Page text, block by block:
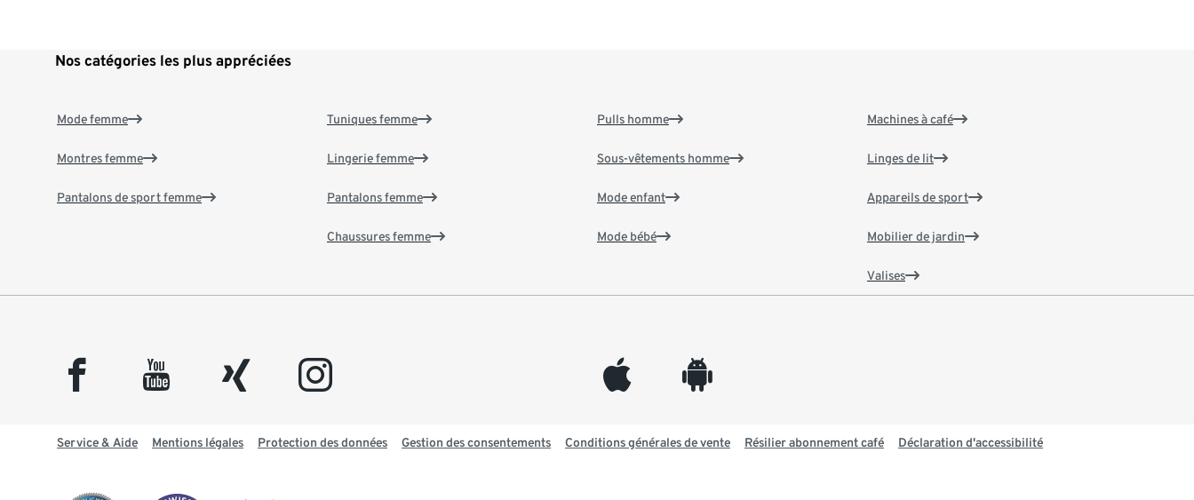
Nos catégories les plus appréciées
Mode femme
Montres femme
Pantalons de sport femme
Tuniques femme
Lingerie femme
Pantalons femme
Chaussures femme
Pulls homme
Sous-vêtements homme
Mode enfant
Mode bébé
Machines à café
Linges de lit
Appareils de sport
Mobilier de jardin
Valises
facebook youtube xing instagram appleinc android
Service & Aide Mentions légales Protection des données Gestion des consentements Conditions générales de vente Résilier abonnement café Déclaration d'accessibilité